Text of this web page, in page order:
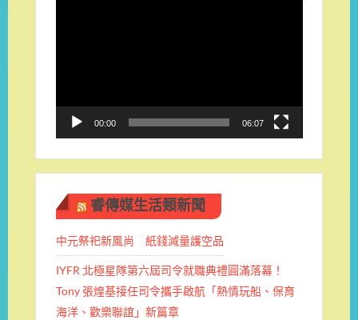
00:00 06:07
睿傳媒生活類新聞
中元祭祀新風尚 紙錢減量護空品
IYFR 北極星隊第六屆司令就職典禮圓滿落幕！
Tony 張煌基接任司令攜手啟航「熱情玩船、保育
海洋、歡樂聯誼」新篇章